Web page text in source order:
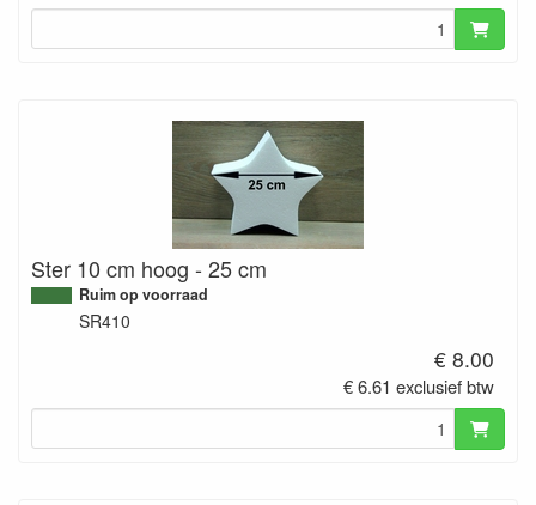
Ster 10 cm hoog - 25 cm
Ruim op voorraad
SR410
€ 8.00
€ 6.61 exclusief btw